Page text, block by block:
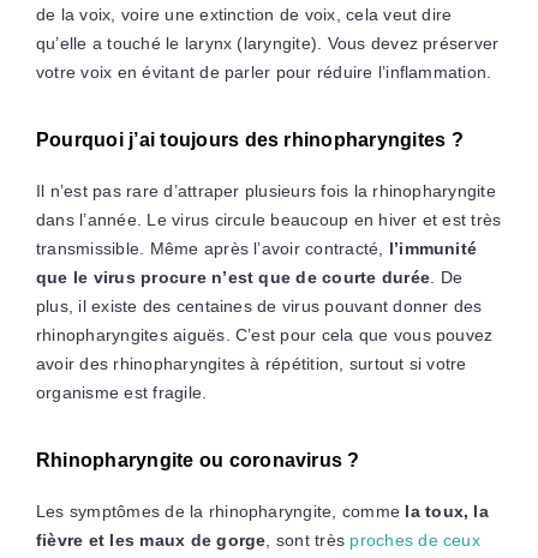
de la voix, voire une extinction de voix, cela veut dire
qu’elle a touché le larynx (laryngite). Vous devez préserver
votre voix en évitant de parler pour réduire l’inflammation.
Pourquoi j’ai toujours des rhinopharyngites ?
Il n’est pas rare d’attraper plusieurs fois la rhinopharyngite
dans l’année. Le virus circule beaucoup en hiver et est très
transmissible. Même après l’avoir contracté, l’immunité
que le virus procure n’est que de courte durée. De
plus, il existe des centaines de virus pouvant donner des
rhinopharyngites aiguës. C’est pour cela que vous pouvez
avoir des rhinopharyngites à répétition, surtout si votre
organisme est fragile.
Rhinopharyngite ou coronavirus ?
Les symptômes de la rhinopharyngite, comme la toux, la
fièvre et les maux de gorge, sont très proches de ceux